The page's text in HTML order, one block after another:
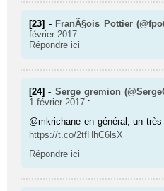
[23] - FranÃ§ois Pottier
février 2017 :
Répondre ici
[24] - Serge gremion
1 février 2017 :
@mkrichane en général, un
https://t.co/2tfHhC6lsX
Répondre ici